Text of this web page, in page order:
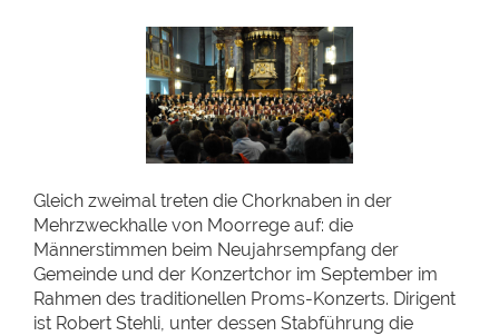
Gleich zweimal treten die Chorknaben in der
Mehrzweckhalle von Moorrege auf: die
Männerstimmen beim Neujahrsempfang der
Gemeinde und der Konzertchor im September im
Rahmen des traditionellen Proms-Konzerts. Dirigent
ist Robert Stehli, unter dessen Stabführung die